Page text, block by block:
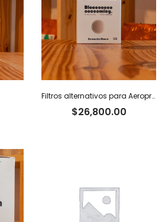
Filtros alternativos para Aeropress x 100 u.
$26,800.00